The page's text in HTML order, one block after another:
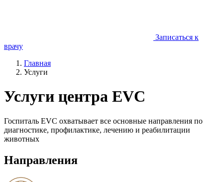
Записаться к
врачу
Главная
Услуги
Услуги центра EVC
Госпиталь EVC охватывает все основные направления по
диагностике, профилактике, лечению и реабилитации
животных
Направления